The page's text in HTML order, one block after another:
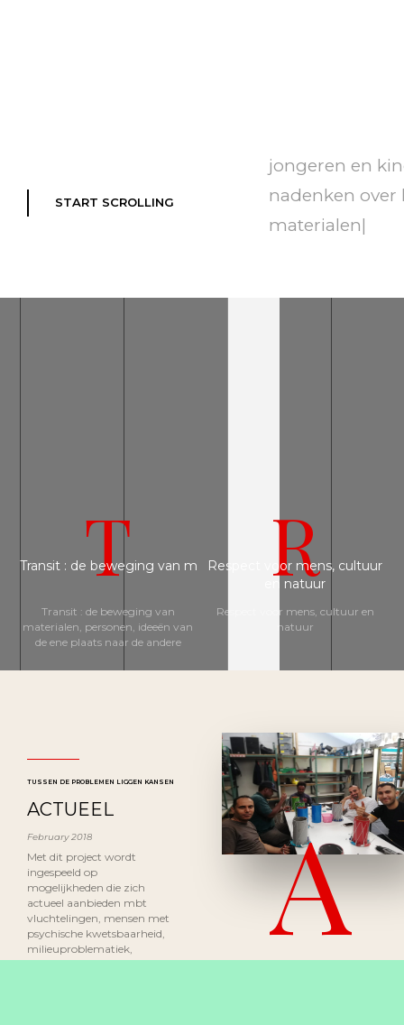
START SCROLLING
jongeren en
nadenken
materialen|
R
T
Transit : de beweging van materialen, personen, ideeën van
Transit : de beweging van
materialen, personen, ideeën van
de ene plaats naar de andere
Respect voor mens, cultuur
en natuur
Respect voor mens, cultuur en
natuur
TUSSEN DE PROBLEMEN LIGGEN KANSEN
ACTUEEL
February 2018
Met dit project wordt
ingespeeld op
mogelijkheden die zich
actueel aanbieden mbt
vluchtelingen, mensen met
psychische kwetsbaarheid,
milieuproblematiek,
techniek en kunst in het
A